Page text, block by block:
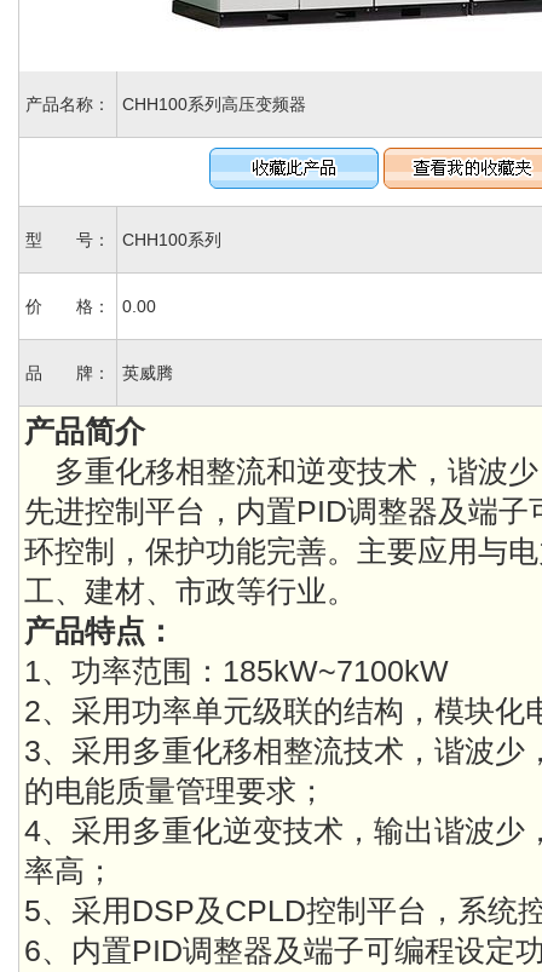
产品名称： CHH100系列高压变频器
型 号： CHH100系列
价 格： 0.00
品 牌： 英威腾
产品简介
多重化移相整流和逆变技术，谐波
先进控制平台，内置PID调整器及端
环控制，保护功能完善。主要应用与
工、建材、市政等行业。
产品特点：
1、功率范围：185kW~7100kW
2、采用功率单元级联的结构，模块化
3、采用多重化移相整流技术，谐波少
的电能质量管理要求；
4、采用多重化逆变技术，输出谐波少
率高；
5、采用DSP及CPLD控制平台，系统
6、内置PID调整器及端子可编程设定